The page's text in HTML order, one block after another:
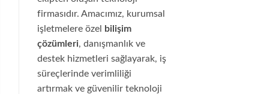
firmasıdır. Amacımız, kurumsal
işletmelere özel
bilişim
çözümleri, danışmanlık ve
destek hizmetleri sağlayarak, iş
süreçlerinde verimliliği
artırmak ve güvenilir teknoloji